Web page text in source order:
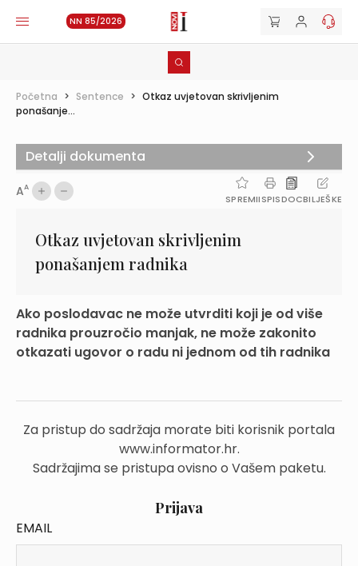
NN 85/2026
Početna > Sentence > Otkaz uvjetovan skrivljenim
ponašanje...
AA
SPREMIISPISDOCBILJEŠKE
Otkaz uvjetovan skrivljenim
ponašanjem radnika
Ako poslodavac ne može utvrditi koji je od više
radnika prouzročio manjak, ne može zakonito
otkazati ugovor o radu ni jednom od tih radnika
Za pristup do sadržaja morate biti korisnik portala
www.informator.hr.
Sadržajima se pristupa ovisno o Vašem paketu.
Prijava
EMAIL
Detalji dokumenta